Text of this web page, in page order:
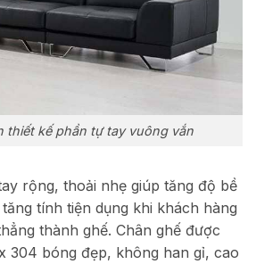
thiết kế phần tự tay vuông vắn
rộng, thoải nhẹ giúp tăng độ bề
tính tiện dụng khi khách hàng
thành ghế. Chân ghế được
304 bóng đẹp, không han gỉ, cao